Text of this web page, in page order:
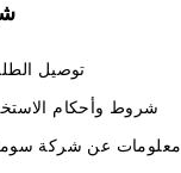
توصيل
شروط وأحكام
معلومات عن شركة